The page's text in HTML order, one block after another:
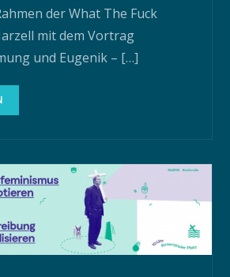
der What The Fuck
mit dem Vortrag
und Eugenik – […]